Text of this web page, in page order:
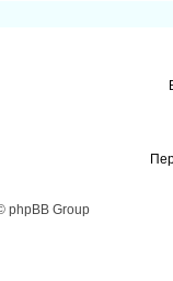
phpBB Group